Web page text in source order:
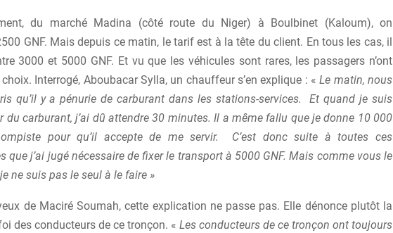
du marché Madina (côté route du Niger) à Boulbinet (Kaloum), on
GNF. Mais depuis ce matin, le tarif est à la tête du client. En tous les cas, il
3000 et 5000 GNF. Et vu que les véhicules sont rares, les passagers n’ont
Interrogé, Aboubacar Sylla, un chauffeur s’en explique : «Le matin, nous
qu’il y a pénurie de carburant dans les stations-services. Et quand je suis
du carburant, j’ai dû attendre 30 minutes. Il a même fallu que je donne 10 000
pour qu’il accepte de me servir. C’est donc suite à toutes ces
que j’ai jugé nécessaire de fixer le transport à 5000 GNF. Mais comme vous le
ne suis pas le seul à le faire »
de Maciré Soumah, cette explication ne passe pas. Elle dénonce plutôt la
des conducteurs de ce tronçon. « Les conducteurs de ce tronçon ont toujours